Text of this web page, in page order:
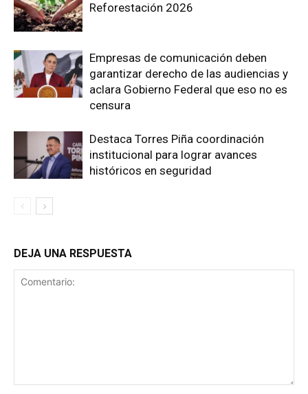
Reforestación 2026
Empresas de comunicación deben
garantizar derecho de las audiencias y
aclara Gobierno Federal que eso no es
censura
Destaca Torres Piña coordinación
institucional para lograr avances
históricos en seguridad
DEJA UNA RESPUESTA